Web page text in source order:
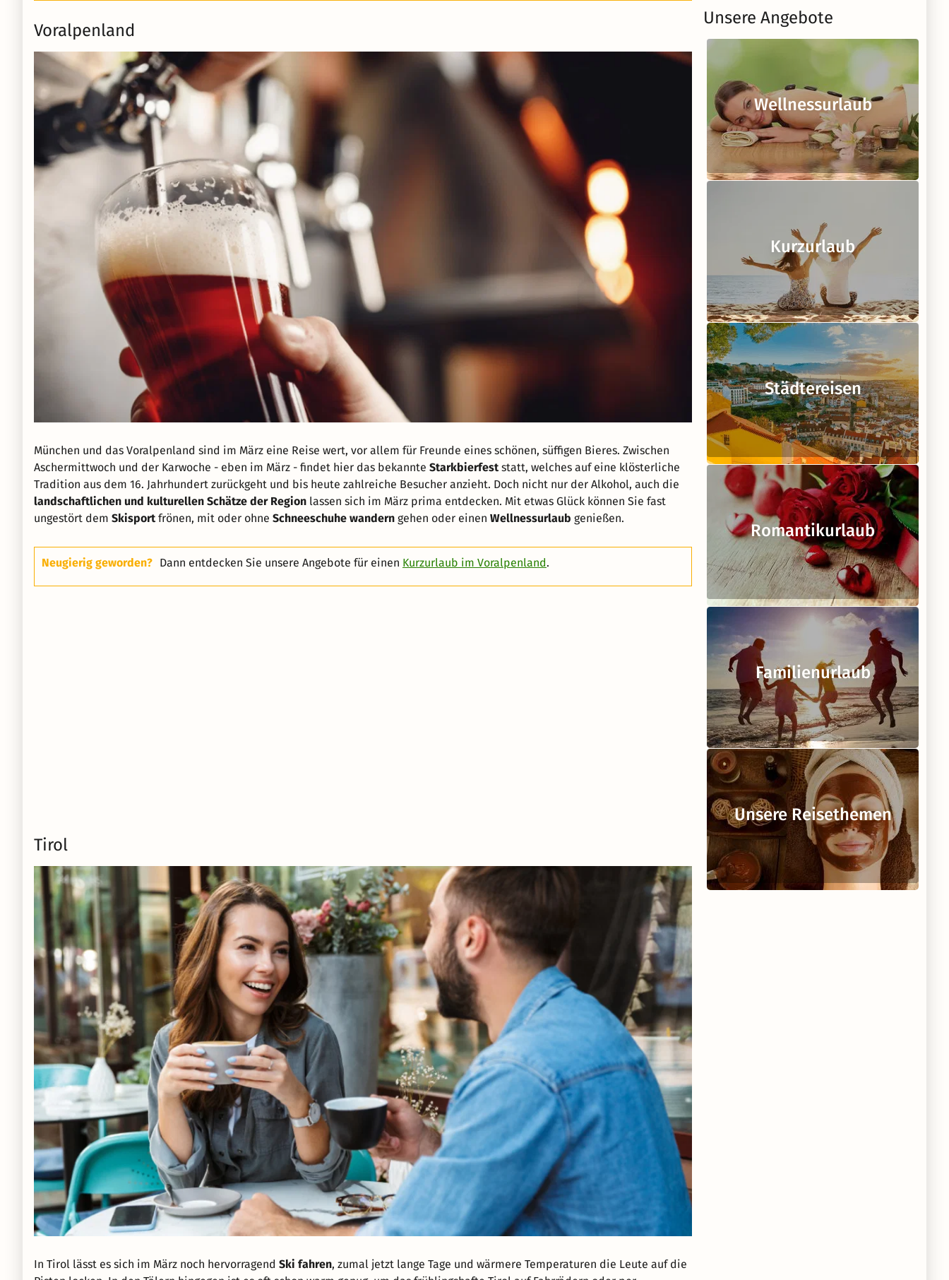
Voralpenland
München und das Voralpenland sind im März eine Reise wert, vor allem für Freunde eines schönen, süffigen Bieres. Zwischen
Aschermittwoch und der Karwoche - eben im März - findet hier das bekannte Starkbierfest statt, welches auf eine klösterliche
Tradition aus dem 16. Jahrhundert zurückgeht und bis heute zahlreiche Besucher anzieht. Doch nicht nur der Alkohol, auch die
landschaftlichen und kulturellen Schätze der Region lassen sich im März prima entdecken. Mit etwas Glück können Sie fast
ungestört dem Skisport frönen, mit oder ohne Schneeschuhe wandern gehen oder einen Wellnessurlaub genießen.
Neugierig geworden? Dann entdecken Sie unsere Angebote für einen Kurzurlaub im Voralpenland.
Tirol
In Tirol lässt es sich im März noch hervorragend Ski fahren, zumal jetzt lange Tage und wärmere Temperaturen die Leute auf die
Unsere Angebote
Wellnessurlaub
Kurzurlaub
Städtereisen
Romantikurlaub
Familienurlaub
Unsere Reisethemen